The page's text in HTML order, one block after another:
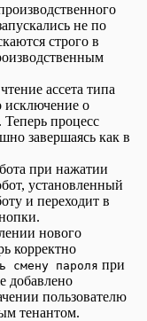
не по
строго в
ассета типа
исключение о
процесс
завершаясь как в
при нажатии
установленный
и переходит в
нового
корректно
смену пароля при
добавлено
пользователю
тенантом.